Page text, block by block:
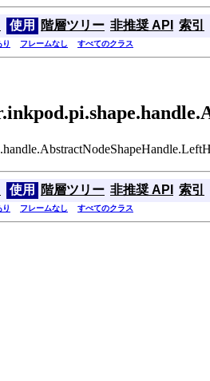
使用 階層ツリー 非推奨 API 索引
り フレームなし すべてのクラス
使用 階層ツリー 非推奨 API 索引
り フレームなし すべてのクラス